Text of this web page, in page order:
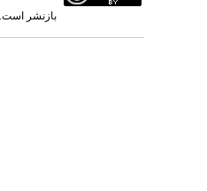
بازنشر است.